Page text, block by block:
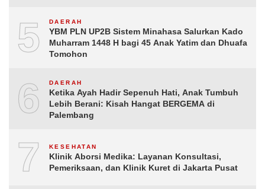
5 DAERAH
YBM PLN UP2B Sistem Minahasa Salurkan Kado
Muharram 1448 H bagi 45 Anak Yatim dan Dhuafa
Tomohon
6 DAERAH
Ketika Ayah Hadir Sepenuh Hati, Anak Tumbuh
Lebih Berani: Kisah Hangat BERGEMA di
Palembang
7 KESEHATAN
Klinik Aborsi Medika: Layanan Konsultasi,
Pemeriksaan, dan Klinik Kuret di Jakarta Pusat